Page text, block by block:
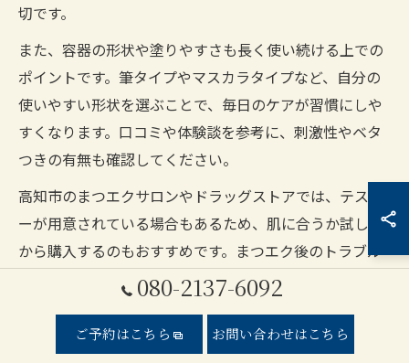
切です。
また、容器の形状や塗りやすさも長く使い続ける上での
ポイントです。筆タイプやマスカラタイプなど、自分の
使いやすい形状を選ぶことで、毎日のケアが習慣にしや
すくなります。口コミや体験談を参考に、刺激性やベタ
つきの有無も確認してください。
高知市のまつエクサロンやドラッグストアでは、テスタ
ーが用意されている場合もあるため、肌に合うか試して
から購入するのもおすすめです。まつエク後のトラブル
を防ぐためにも、自分の目元に合った商品を選ぶことが
高知市のまつエク愛用者に人気の美容液購入法
080-2137-6092
ご予約はこちら お問い合わせはこちら